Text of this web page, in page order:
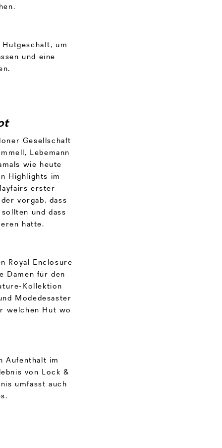
um
und eine
Gesellschaft
Lebemann
wie heute
Highlights im
erster
vorgab, dass
und dass
hatte.
Royal Enclosure
Damen für den
Kollektion
Modedesaster
welchen Hut wo
Aufenthalt im
von Lock &
umfasst auch